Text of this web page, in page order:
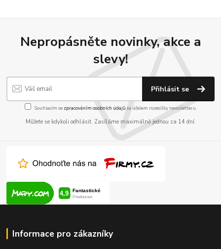
Nepropásněte novinky, akce a
slevy!
Přihlásit se
Souhlasím se zpracováním osobních údajůza účelem rozesílky newsletteru.
Můžete se kdykoli odhlásit. Zasíláme maximálně jednou za 14 dní.
Informace pro zákazníky